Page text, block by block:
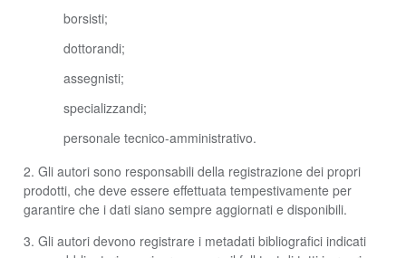
borsisti;
dottorandi;
assegnisti;
specializzandi;
personale tecnico-amministrativo.
2. Gli autori sono responsabili della registrazione dei propri
prodotti, che deve essere effettuata tempestivamente per
garantire che i dati siano sempre aggiornati e disponibili.
3. Gli autori devono registrare i metadati bibliografici indicati